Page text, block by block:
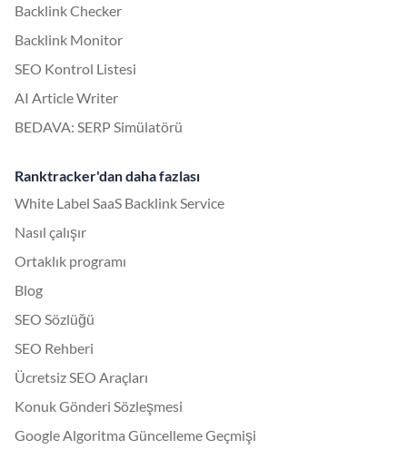
Backlink Checker
Backlink Monitor
SEO Kontrol Listesi
AI Article Writer
BEDAVA: SERP Simülatörü
Ranktracker'dan daha fazlası
White Label SaaS Backlink Service
Nasıl çalışır
Ortaklık programı
Blog
SEO Sözlüğü
SEO Rehberi
Ücretsiz SEO Araçları
Konuk Gönderi Sözleşmesi
Google Algoritma Güncelleme Geçmişi